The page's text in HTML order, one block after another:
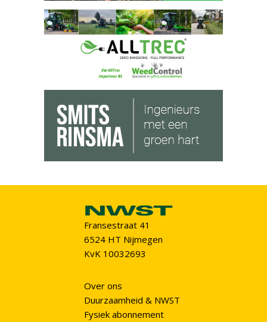
Fransestraat 41
6524 HT Nijmegen
KvK 10032693
Over ons
Duurzaamheid & NWST
Fysiek abonnement